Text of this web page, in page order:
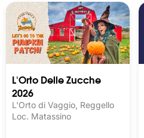
L'Orto Delle Zucche
2026
L'Orto di Vaggio, Reggello
Loc. Matassino